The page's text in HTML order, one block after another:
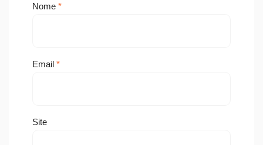
Nome *
Email *
Site